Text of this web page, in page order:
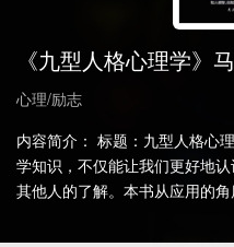
《九型人格心理学》
心理/励志
内容简介： 标题：九型人格心理学 九型人格心理学这门应用
学知识，不仅能让我们更好地
其他人的了解。本书从应用的